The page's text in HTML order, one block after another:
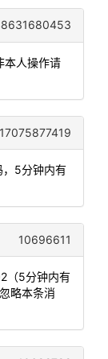
本人操作请
，5分钟内有
10696611
（5分钟内有
略本条消